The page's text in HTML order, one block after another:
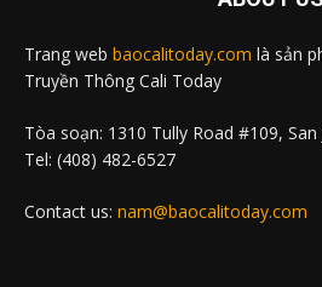
Trang web baocalitoday.com là sản
Truyền Thông Cali Today
Tòa soạn: 1310 Tully Road #109, San
Tel: (408) 482-6527
Contact us: nam@baocalitoday.com